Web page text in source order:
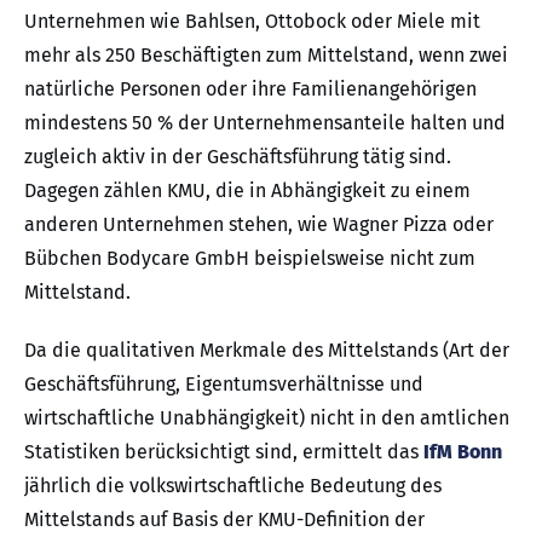
Unternehmen wie Bahlsen, Ottobock oder Miele mit
mehr als 250 Beschäftigten zum Mittelstand, wenn zwei
natürliche Personen oder ihre Familienangehörigen
mindestens 50 % der Unternehmensanteile halten und
zugleich aktiv in der Geschäftsführung tätig sind.
Dagegen zählen KMU, die in Abhängigkeit zu einem
anderen Unternehmen stehen, wie Wagner Pizza oder
Bübchen Bodycare GmbH beispielsweise nicht zum
Mittelstand.
Da die qualitativen Merkmale des Mittelstands (Art der
Geschäftsführung, Eigentumsverhältnisse und
wirtschaftliche Unabhängigkeit) nicht in den amtlichen
Statistiken berücksichtigt sind, ermittelt das IfM Bonn
jährlich die volkswirtschaftliche Bedeutung des
Mittelstands auf Basis der KMU-Definition der